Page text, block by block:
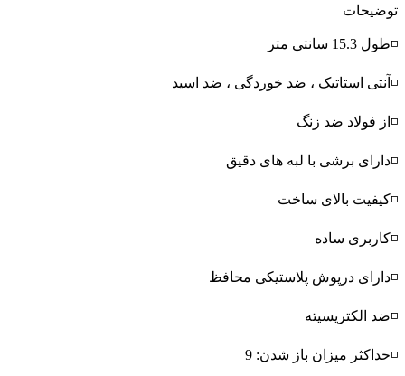
توضیحات
◽طول 15.3 سانتی متر
◽آنتی استاتیک ، ضد خوردگی ، ضد اسید
◽از فولاد ضد زنگ
◽دارای برشی با لبه های دقیق
◽کیفیت بالای ساخت
◽کاربری ساده
◽دارای درپوش پلاستیکی محافظ
◽ضد الکتریسیته
◽حداکثر میزان باز شدن: 9